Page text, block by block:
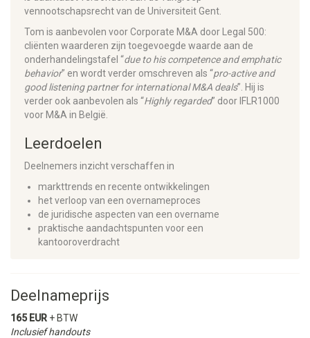
vennootschapsrecht van de Universiteit Gent.
Tom is aanbevolen voor Corporate M&A door Legal 500:
cliënten waarderen zijn toegevoegde waarde aan de
onderhandelingstafel “due to his competence and emphatic
behavior” en wordt verder omschreven als “pro-active and
good listening partner for international M&A deals”. Hij is
verder ook aanbevolen als “Highly regarded” door IFLR1000
voor M&A in België.
Leerdoelen
Deelnemers inzicht verschaffen in
markttrends en recente ontwikkelingen
het verloop van een overnameproces
de juridische aspecten van een overname
praktische aandachtspunten voor een
kantooroverdracht
Deelnameprijs
165 EUR + BTW
Inclusief handouts